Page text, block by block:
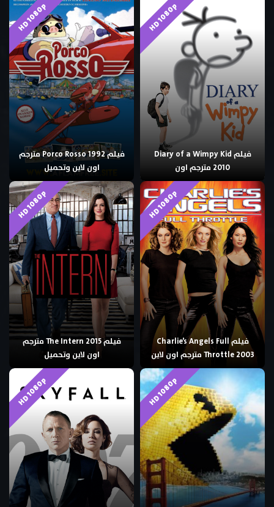
HD 1080p
فيلم Diary of a Wimpy Kid
2010 مترجم اون
HD 1080p
فيلم Porco Rosso 1992 مترجم
اون لاين وتحميل
HD 1080p
فيلم Charlie’s Angels Full
Throttle 2003 مترجم اون لاين
HD 1080p
فيلم The Intern 2015 مترجم
اون لاين وتحميل
HD 1080p
HD 1080p